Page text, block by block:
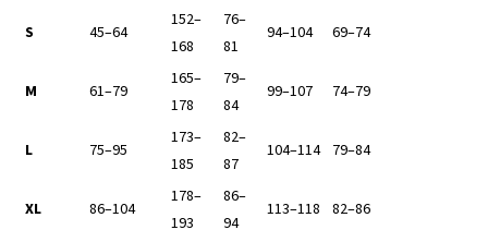
S 45–64
152–
168
76–
81
94–104 69–74
M 61–79
165–
178
79–
84
99–107 74–79
L 75–95
173–
185
82–
87
104–114 79–84
XL 86–104
178–
193
86–
94
113–118 82–86